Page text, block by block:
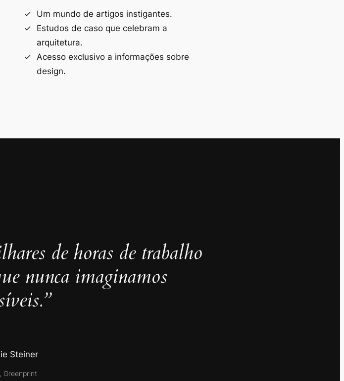
Um mundo de artigos instigantes.
Estudos de caso que celebram a
arquitetura.
Acesso exclusivo a informações sobre
design.
de horas de trabalho
nunca imaginamos
Steiner
Greenprint